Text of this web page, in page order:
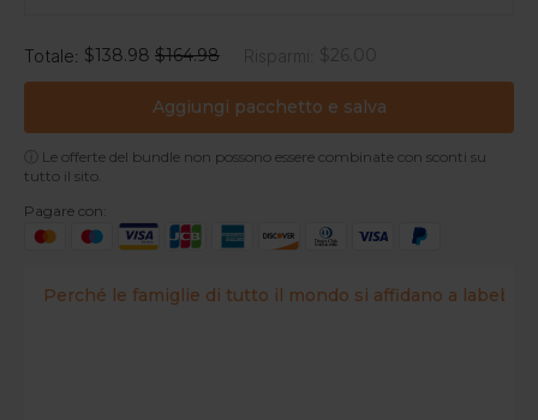
Totale: $138.98 $164.98 Risparmi $26.00
Aggiungi pacchetto e salva
ⓘ Le offerte del bundle non possono essere combinate con sconti su
tutto il sito.
Pagare con:
Perché le famiglie di tutto il mondo si affidano a labebe?